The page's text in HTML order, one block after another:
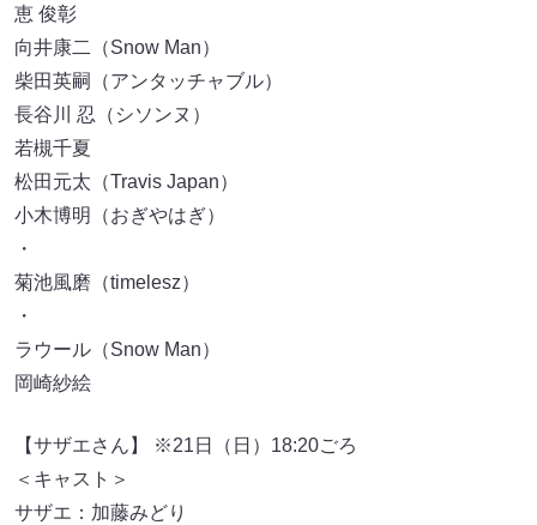
恵 俊彰
向井康二（Snow Man）
柴田英嗣（アンタッチャブル）
長谷川 忍（シソンヌ）
若槻千夏
松田元太（Travis Japan）
小木博明（おぎやはぎ）
・
菊池風磨（timelesz）
・
ラウール（Snow Man）
岡崎紗絵
【サザエさん】 ※21日（日）18:20ごろ
＜キャスト＞
サザエ：加藤みどり